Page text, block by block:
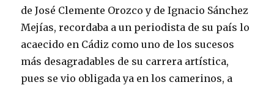
de José Clemente Orozco y de Ignacio Sánchez
Mejías, recordaba a un periodista de su país lo
acaecido en Cádiz como uno de los sucesos
más desagradables de su carrera artística,
pues se vio obligada ya en los camerinos, a